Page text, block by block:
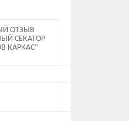
ОТЗЫВ
СЕКАТОР
КАРКАС”